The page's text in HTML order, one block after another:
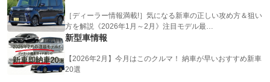
［ディーラー情報満載!］気になる新車の正しい攻め方＆狙い
方を解説《2026年1月～2月》注目モデル最…
新型車情報
【2026年2月】今月はこのクルマ！ 納車が早いおすすめ新車
20選